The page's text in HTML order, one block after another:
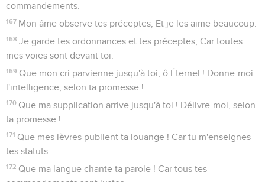
commandements.
167 Mon âme observe tes préceptes, Et je les aime beaucoup.
168 Je garde tes ordonnances et tes préceptes, Car toutes
mes voies sont devant toi.
169 Que mon cri parvienne jusqu'à toi, ô Éternel ! Donne-moi
l'intelligence, selon ta promesse !
170 Que ma supplication arrive jusqu'à toi ! Délivre-moi, selon
ta promesse !
171 Que mes lèvres publient ta louange ! Car tu m'enseignes
tes statuts.
172 Que ma langue chante ta parole ! Car tous tes